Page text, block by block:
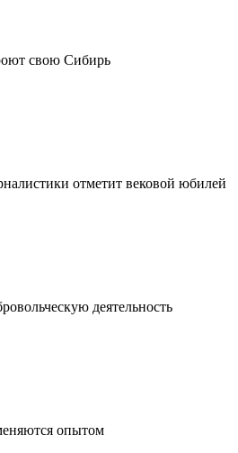
свою Сибирь
отметит вековой юбилей
деятельность
опытом